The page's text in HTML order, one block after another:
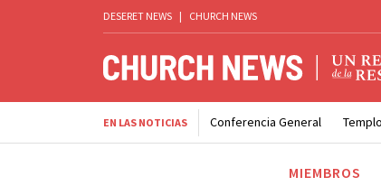
DESERET NEWS | CHURCH NEWS
EN LAS NOTICIAS Conferencia General
MIEMBROS